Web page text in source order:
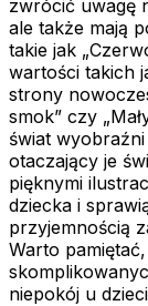
zwrócić uwagę
ale także mają
takie jak
wartości takich
strony
smok” czy
świat
otaczający je
pięknymi
dziecka i
przyjemnością
Warto
niepokój u